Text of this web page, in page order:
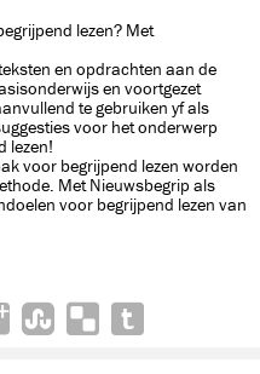
lezen? Met
en opdrachten aan de
en voortgezet
te gebruiken óf als
voor het onderwerp
lezen!
voor begrijpend lezen worden
Met Nieuwsbegrip als
voor begrijpend lezen van